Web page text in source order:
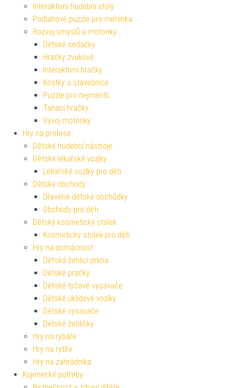
Interaktivní hudební stoly
Podlahové puzzle pro miminka
Rozvoj smyslů a motoriky
Dětské sedačky
Hračky zvukové
Interaktivní hračky
Kostky a stavebnice
Puzzle pro nejmenší
Tahací hračky
Vývoj motoriky
Hry na profese
Dětské hudební nástroje
Dětské lékařské vozíky
Lékařské vozíky pro děti
Dětské obchody
Dřevěné dětské obchůdky
Obchody pro děti
Dětský kosmetický stolek
Kosmetický stolek pro děti
Hry na domácnost
Dětská žehlicí prkna
Dětské pračky
Dětské tyčové vysavače
Dětské úklidové vozíky
Dětské vysavače
Dětské žehličky
Hry na rybáře
Hry na rytíře
Hry na zahradníka
Kojenecké potřeby